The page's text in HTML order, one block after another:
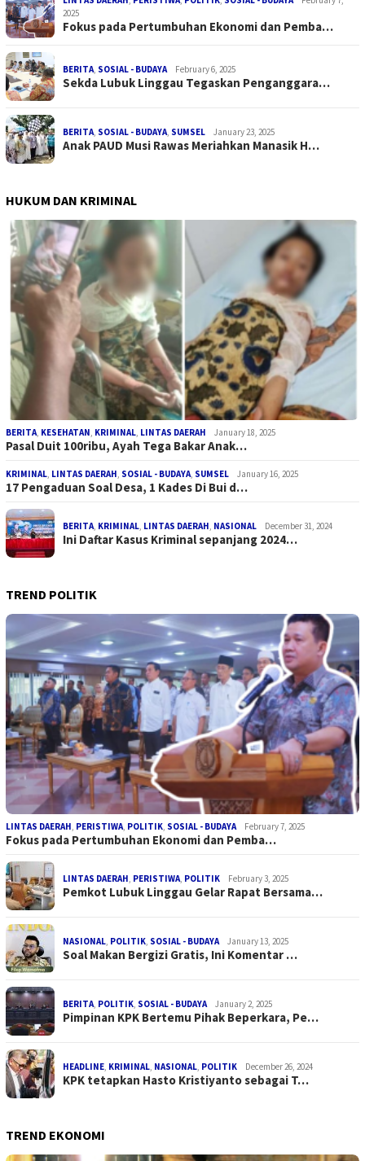
2025
Fokus pada Pertumbuhan Ekonomi dan Pemba…
BERITA, SOSIAL - BUDAYA February 6, 2025
Sekda Lubuk Linggau Tegaskan Penganggara…
BERITA, SOSIAL - BUDAYA, SUMSEL January 23, 2025
Anak PAUD Musi Rawas Meriahkan Manasik H…
HUKUM DAN KRIMINAL
BERITA, KESEHATAN, KRIMINAL, LINTAS DAERAH January 18, 2025
Pasal Duit 100ribu, Ayah Tega Bakar Anak…
KRIMINAL, LINTAS DAERAH, SOSIAL - BUDAYA, SUMSEL January 16, 2025
17 Pengaduan Soal Desa, 1 Kades Di Bui d…
BERITA, KRIMINAL, LINTAS DAERAH, NASIONAL December 31, 2024
Ini Daftar Kasus Kriminal sepanjang 2024…
TREND POLITIK
LINTAS DAERAH PERISTIWA POLITIK SOSIAL - BUDAYA February 7, 2025
Fokus pada Pertumbuhan Ekonomi dan Pemba…
LINTAS DAERAH PERISTIWA POLITIK February 3, 2025
Pemkot Lubuk Linggau Gelar Rapat Bersama…
NASIONAL POLITIK SOSIAL - BUDAYA January 13, 2025
Soal Makan Bergizi Gratis, Ini Komentar …
BERITA POLITIK SOSIAL - BUDAYA January 2, 2025
Pimpinan KPK Bertemu Pihak Beperkara, Pe…
HEADLINE KRIMINAL NASIONAL POLITIK December 26, 2024
KPK tetapkan Hasto Kristiyanto sebagai T…
TREND EKONOMI